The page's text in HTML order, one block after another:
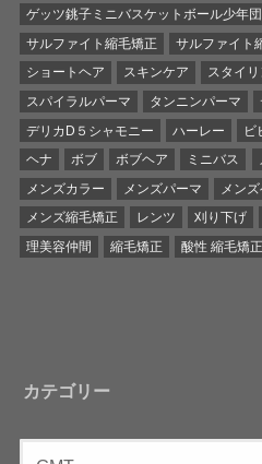
ゲッツ銚子ミニバスケットボール少年団
サルファイト縮毛矯正
サルファイト
ショートヘア
スキンケア スタイ
スパイラルパーマ
タンニンパーマ
デリカD５シャモニー
ハーレー ビ
ヘナ
ボブ ボブヘア ミニバス
メンズカラー
メンズパーマ メン
メンズ縮毛矯正
レンツ 刈り下げ
理美容仲間
縮毛矯正 酸性 縮毛矯正
カテゴリー